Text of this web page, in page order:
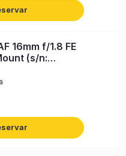
16mm f/1.8 FE
(s/n: